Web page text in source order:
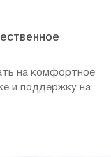
на комфортное
и поддержку на